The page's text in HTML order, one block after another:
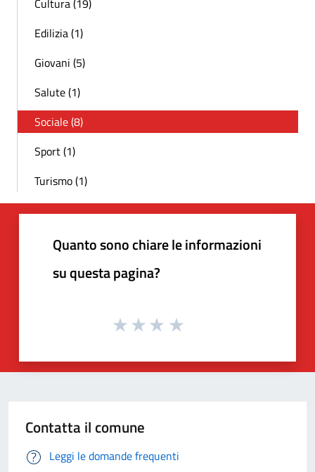
Cultura (19)
Edilizia (1)
Giovani (5)
Salute (1)
Sociale (8)
Sport (1)
Turismo (1)
Quanto sono chiare le informazioni
su questa pagina?
Contatta il comune
Leggi le domande frequenti